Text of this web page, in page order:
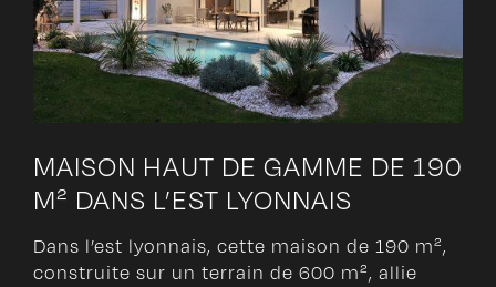
MAISON HAUT DE GAMME DE 190
M² DANS L’EST LYONNAIS
Dans l’est lyonnais, cette maison de 190 m²,
construite sur un terrain de 600 m², allie